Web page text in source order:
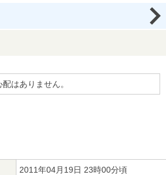
はありません。
2011年04月19日 23時00分頃